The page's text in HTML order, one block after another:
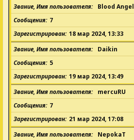
Звание, Имя пользователя
Blood Angel
Сообщения 7
Зарегистрирован 18 мар 2024, 13:33
Звание, Имя пользователя
Daikin
Сообщения 5
Зарегистрирован 19 мар 2024, 13:49
Звание, Имя пользователя
mercuRU
Сообщения 7
Зарегистрирован 21 мар 2024, 17:08
Звание, Имя пользователя
NepokaT